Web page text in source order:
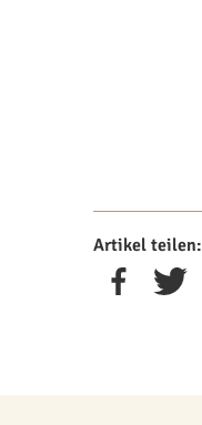
Artikel teilen: